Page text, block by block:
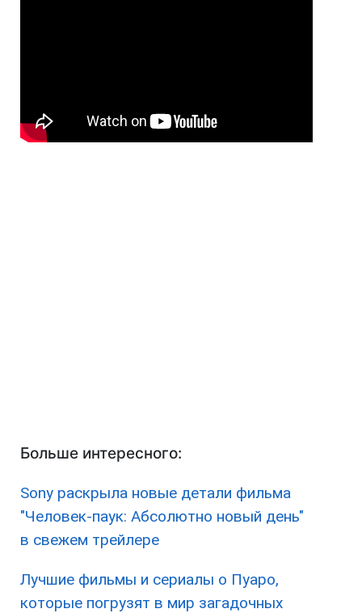
Больше интересного:
Sony раскрыла новые детали фильма
"Человек-паук: Абсолютно новый день"
в свежем трейлере
Лучшие фильмы и сериалы о Пуаро,
которые погрузят в мир загадочных